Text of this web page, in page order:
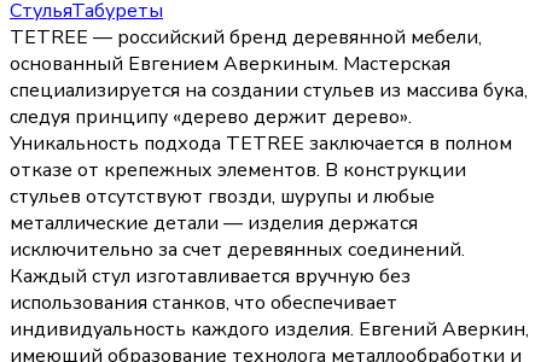
СтульяТабуреты
TETREE — российский бренд деревянной мебели,
основанный Евгением Аверкиным. Мастерская
специализируется на создании стульев из массива бука,
следуя принципу «дерево держит дерево».
Уникальность подхода TETREE заключается в полном
отказе от крепежных элементов. В конструкции
стульев отсутствуют гвозди, шурупы и любые
металлические детали — изделия держатся
исключительно за счет деревянных соединений.
Каждый стул изготавливается вручную без
использования станков, что обеспечивает
индивидуальность каждого изделия. Евгений Аверкин,
имеющий образование технолога металлообработки и